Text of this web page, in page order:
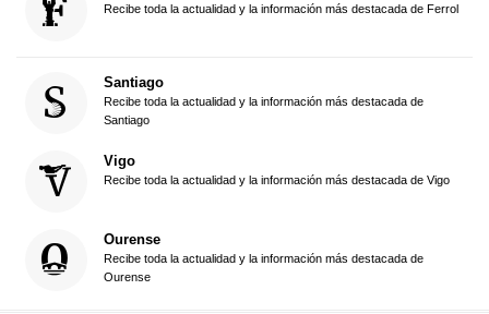
Recibe toda la actualidad y la información más destacada de Ferrol
Santiago
Recibe toda la actualidad y la información más destacada de
Santiago
Vigo
Recibe toda la actualidad y la información más destacada de Vigo
Ourense
Recibe toda la actualidad y la información más destacada de
Ourense